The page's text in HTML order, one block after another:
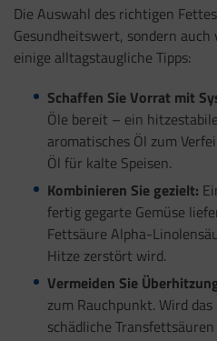
Die Auswahl des richtigen
Gesundheitswert, sondern auch
einige alltagstaugliche Tipps:
Schaffen Sie Vorrat mit
Öle bereit – ein
aromatisches Öl zum
Öl für kalte Speisen.
Kombinieren Sie gezielt:
fertig gegarte Gemüse
Fettsäure Alpha-
Hitze zerstört wird.
Vermeiden Sie
zum Rauchpunkt. Wird
schädliche